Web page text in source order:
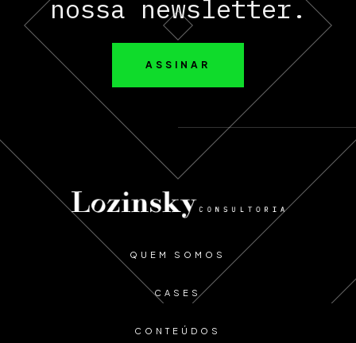
nossa newsletter.
ASSINAR
QUEM SOMOS
CASES
CONTEÚDOS